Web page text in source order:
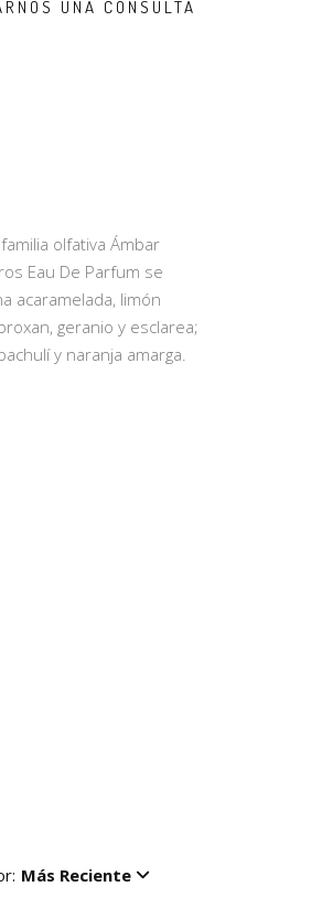
UNA CONSULTA
olfativa Ámbar
Eau De Parfum se
acaramelada, limón
geranio y esclarea;
y naranja amarga.
Más Reciente